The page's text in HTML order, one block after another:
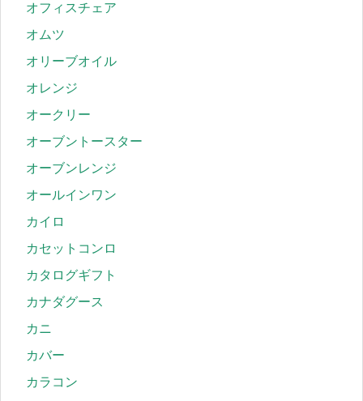
オフィスチェア
オムツ
オリーブオイル
オレンジ
オークリー
オーブントースター
オーブンレンジ
オールインワン
カイロ
カセットコンロ
カタログギフト
カナダグース
カニ
カバー
カラコン